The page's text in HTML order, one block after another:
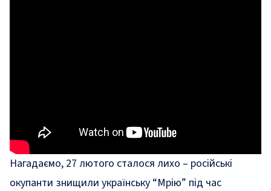
Нагадаємо, 27 лютого сталося лихо – російські
окупанти знищили українську “Мрію” під час